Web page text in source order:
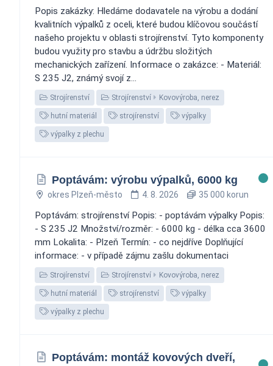
Popis zakázky: Hledáme dodavatele na výrobu a dodání
kvalitních výpalků z oceli, které budou klíčovou součástí
našeho projektu v oblasti strojírenství. Tyto komponenty
budou využity pro stavbu a údržbu složitých
mechanických zařízení. Informace o zakázce: - Materiál:
S 235 J2, známý svojí z...
Strojírenství Strojírenství Kovovýroba, nerez
hutní materiál strojírenství výpalky
výpalky z plechu
Poptávám: výrobu výpalků, 6000 kg
okres Plzeň-město 4. 8. 2026 35 000 korun
Poptávám: strojírenství Popis: - poptávám výpalky Popis:
- S 235 J2 Množství/rozměr: - 6000 kg - délka cca 3600
mm Lokalita: - Plzeň Termín: - co nejdříve Doplňující
informace: - v případě zájmu zašlu dokumentaci
Strojírenství Strojírenství Kovovýroba, nerez
hutní materiál strojírenství výpalky
výpalky z plechu
Poptávám: montáž kovových dveří,